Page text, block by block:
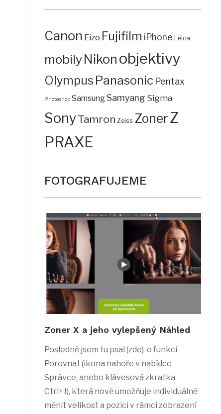
Canon Eizo Fujifilm iPhone Leica
mobilyNikon objektivy
Olympus Panasonic Pentax
Photoshop SamsungSamyang Sigma
SonyTamron Zeiss ZonerZ
PRAXE
FOTOGRAFUJEME
Zoner X a jeho vylepšený Náhled
Posledně jsem tu psal (zde) o funkci
Porovnat (ikona nahoře v nabídce
Správce, anebo klávesová zkratka
Ctrl+J), která nově umožňuje individuálně
měnit velikost a pozici v rámci zobrazení